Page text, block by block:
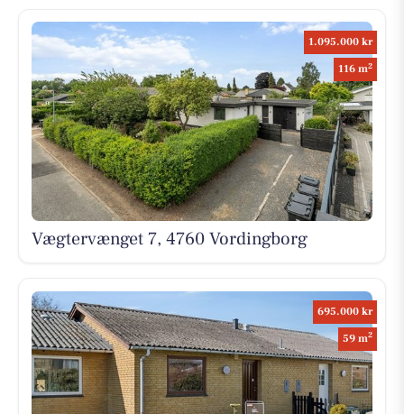
1.095.000 kr
116 m2
Vægtervænget 7, 4760 Vordingborg
695.000 kr
59 m2